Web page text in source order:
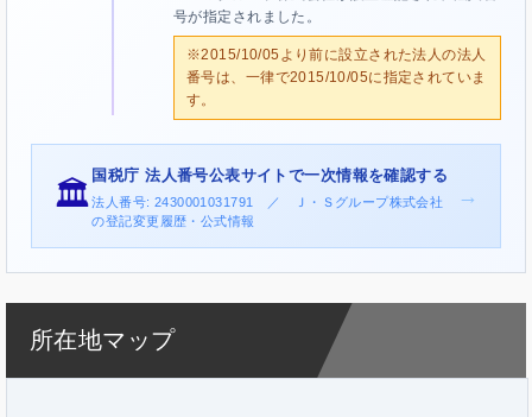
号が指定されました。
※2015/10/05より前に設立された法人の法人
番号は、一律で2015/10/05に指定されていま
す。
🏛️
国税庁 法人番号公表サイトで一次情報を確認する
法人番号: 2430001031791 ／ Ｊ・Ｓグループ株式会社
の登記変更履歴・公式情報
→
所在地マップ